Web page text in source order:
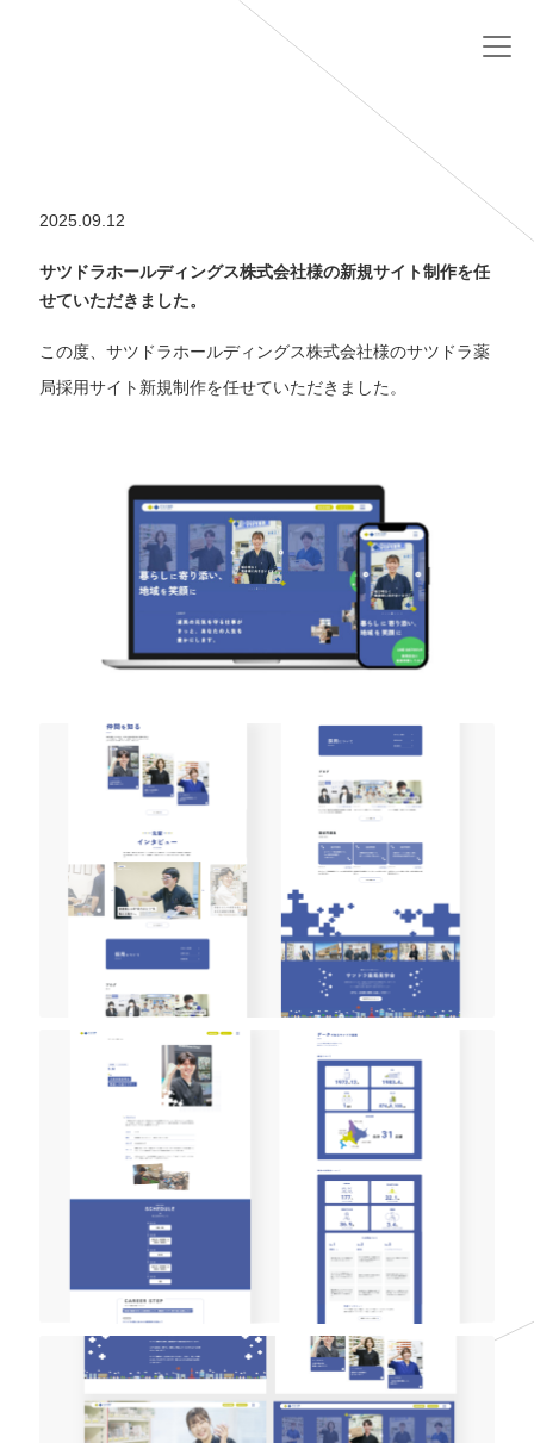
2025.09.12
サツドラホールディングス株式会社様の新規サイト制作を任
せていただきました。
この度、サツドラホールディングス株式会社様のサツドラ薬
局採用サイト新規制作を任せていただきました。